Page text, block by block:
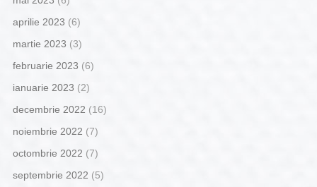
aprilie 2023 (6)
martie 2023 (3)
februarie 2023 (6)
ianuarie 2023 (2)
decembrie 2022 (16)
noiembrie 2022 (7)
octombrie 2022 (7)
septembrie 2022 (5)